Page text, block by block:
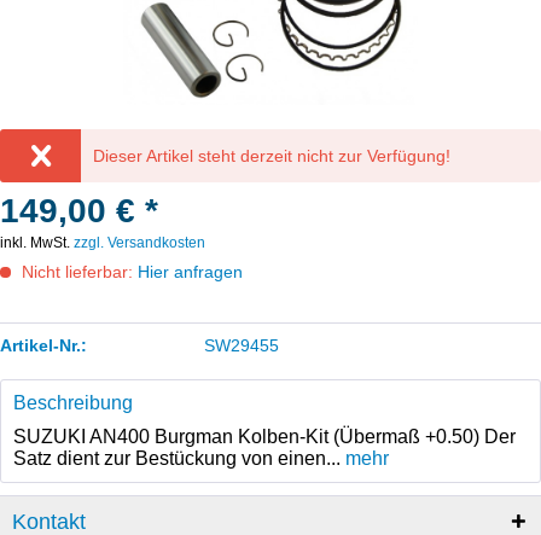
Dieser Artikel steht derzeit nicht zur Verfügung!
149,00 € *
inkl. MwSt. zzgl. Versandkosten
Nicht lieferbar: Hier anfragen
Artikel-Nr.: SW29455
Beschreibung
SUZUKI AN400 Burgman Kolben-Kit (Übermaß +0.50) Der
Satz dient zur Bestückung von einen... mehr
Kontakt